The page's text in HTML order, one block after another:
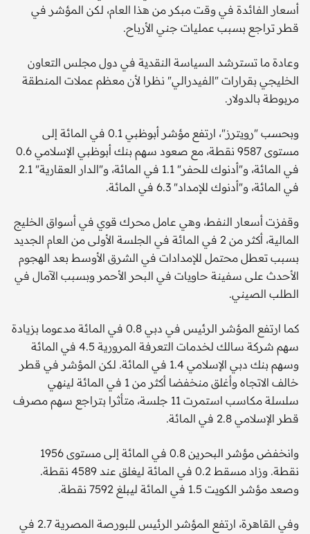
أسعار الفائدة في وقت مبكر من هذا العام، لكن المؤشر في
قطر تراجع بسبب عمليات جني الأرباح.
وعادة ما تسترشد السياسة النقدية في دول مجلس التعاون
الخليجي بقرارات "الفيدرالي" نظرا لأن معظم عملات المنطقة
مربوطة بالدولار.
وبحسب "رويترز"، ارتفع مؤشر أبوظبي 0.1 في المائة إلى
مستوى 9587 نقطة، مع صعود سهم بنك أبوظبي الإسلامي 0.6
في المائة، و"أدنوك للحفر" 1.1 في المائة، و"الدار العقارية" 2.1
في المائة، و"أدنوك للإمداد" 6.3 في المائة.
وقفزت أسعار النفط، وهي عامل محرك قوي في أسواق الخليج
المالية، أكثر من 2 في المائة في الجلسة الأولى من العام الجديد
بسبب تعطل محتمل للإمدادات في الشرق الأوسط بعد الهجوم
الأحدث على سفينة حاويات في البحر الأحمر وبسبب الآمال في
الطلب الصيني.
كما ارتفع المؤشر الرئيس في دبي 0.8 في المائة مدعوما بزيادة
سهم شركة سالك لخدمات التعرفة المرورية 4.5 في المائة
وسهم بنك دبي الإسلامي 1.4 في المائة. لكن المؤشر في قطر
خالف الاتجاه وأغلق منخفضا أكثر من 1 في المائة لينهي
سلسلة مكاسب استمرت 11 جلسة، متأثرا بتراجع سهم مصرف
قطر الإسلامي 2.8 في المائة.
وانخفض مؤشر البحرين 0.8 في المائة إلى مستوى 1956
نقطة. وزاد مسقط 0.2 في المائة ليغلق عند 4589 نقطة.
وصعد مؤشر الكويت 1.5 في المائة ليبلغ 7592 نقطة.
وفي القاهرة، ارتفع المؤشر الرئيس للبورصة المصرية 2.7 في